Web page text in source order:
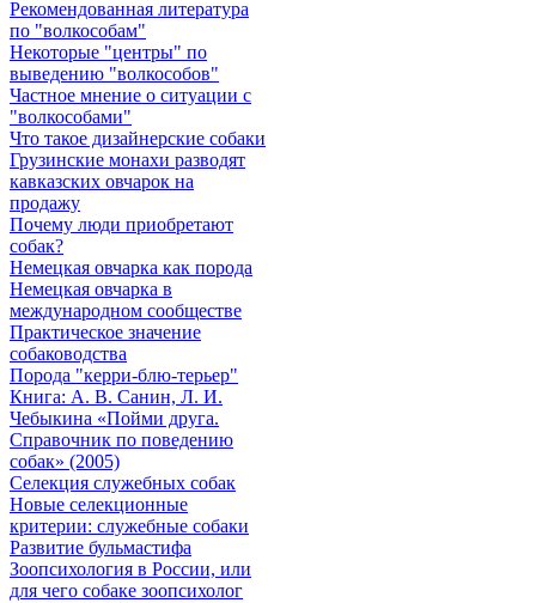
Рекомендованная литература
по "волкособам"
Некоторые "центры" по
выведению "волкособов"
Частное мнение о ситуации с
"волкособами"
Что такое дизайнерские собаки
Грузинские монахи разводят
кавказских овчарок на
продажу
Почему люди приобретают
собак?
Немецкая овчарка как порода
Немецкая овчарка в
международном сообществе
Практическое значение
собаководства
Порода "керри-блю-терьер"
Книга: А. В. Санин, Л. И.
Чебыкина «Пойми друга.
Справочник по поведению
собак» (2005)
Селекция служебных собак
Новые селекционные
критерии: служебные собаки
Развитие бульмастифа
Зоопсихология в России, или
для чего собаке зоопсихолог